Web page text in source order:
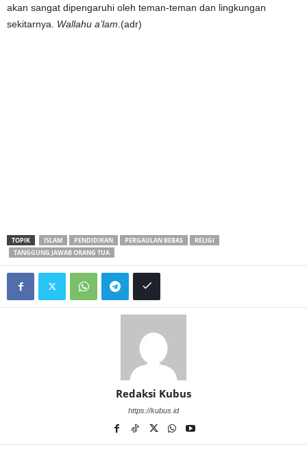
akan sangat dipengaruhi oleh teman-teman dan lingkungan
sekitarnya. Wallahu a’lam .(adr)
TOPIK ISLAM PENDIDIKAN PERGAULAN BEBAS
RELIGI
TANGGUNG JAWAB ORANG TUA
Redaksi Kubus
https://kubus.id